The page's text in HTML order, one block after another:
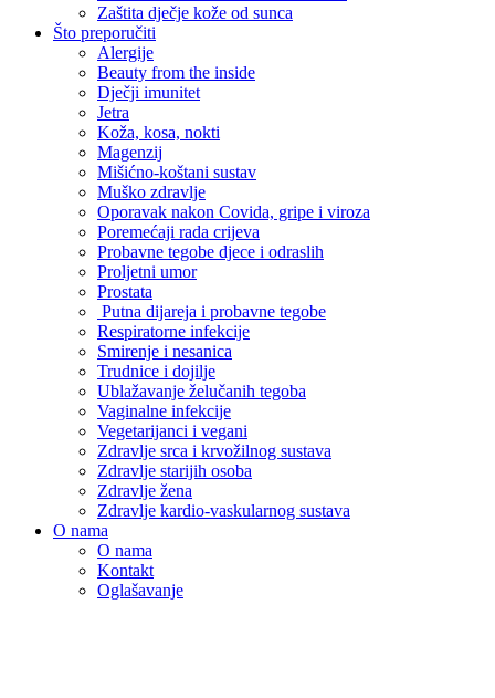
Zaštita dječje kože od sunca
Što preporučiti
Alergije
Beauty from the inside
Dječji imunitet
Jetra
Koža, kosa, nokti
Magenzij
Mišićno-koštani sustav
Muško zdravlje
Oporavak nakon Covida, gripe i viroza
Poremećaji rada crijeva
Probavne tegobe djece i odraslih
Proljetni umor
Prostata
Putna dijareja i probavne tegobe
Respiratorne infekcije
Smirenje i nesanica
Trudnice i dojilje
Ublažavanje želučanih tegoba
Vaginalne infekcije
Vegetarijanci i vegani
Zdravlje srca i krvožilnog sustava
Zdravlje starijih osoba
Zdravlje žena
Zdravlje kardio-vaskularnog sustava
O nama
O nama
Kontakt
Oglašavanje